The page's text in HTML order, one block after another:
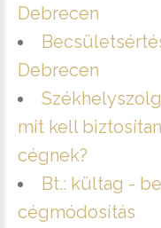
Debrecen
Debrecen
mit kell
cégnek?
Bt.: kültag -
cégmódosítás